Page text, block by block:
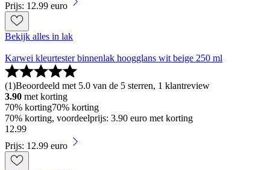
Prijs: 12.99 euro
Bekijk alles in lak
Karwei kleurtester binnenlak hoogglans wit beige 250 ml
(1)Beoordeeld met 5.0 van de 5 sterren, 1 klantreview
3.90 met korting
70% korting70% korting
70% korting, voordeelprijs: 3.90 euro met korting
12.99
Prijs: 12.99 euro